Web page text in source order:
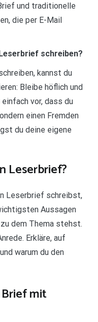
und traditionelle
die per E-Mail
schreiben?
kannst du
Bleibe höflich und
vor, dass du
einen Fremden
du deine eigene
Leserbrief?
Leserbrief schreibst,
Aussagen
dem Thema stehst.
Erkläre, auf
warum du den
mit